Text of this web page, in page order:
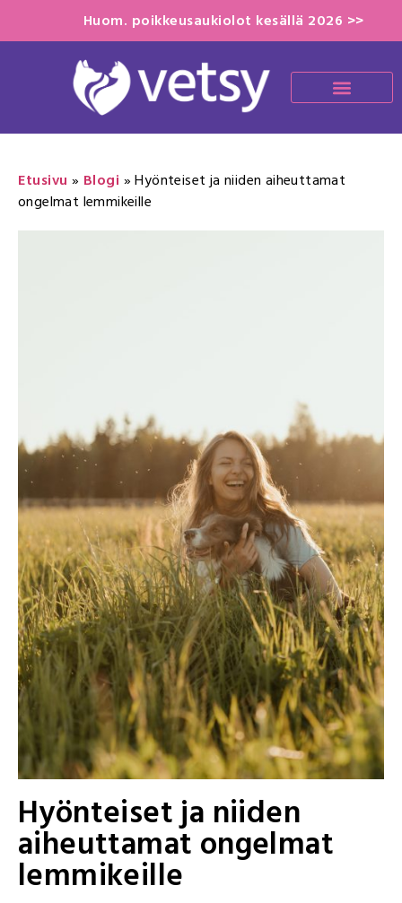
Huom. poikkeusaukiolot kesällä 2026 >>
Etusivu » Blogi »Hyönteiset ja niiden aiheuttamat
ongelmat lemmikeille
Hyönteiset ja niiden
aiheuttamat ongelmat
lemmikeille